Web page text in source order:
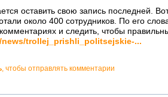
оставить свою запись последней.
около 400 сотрудников. По его
и следить, чтобы
trollej_prishli_politsejskie-...
, чтобы отправлять комментарии